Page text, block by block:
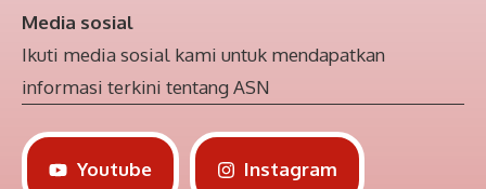
Media sosial
Ikuti media sosial kami untuk mendapatkan
informasi terkini tentang ASN
Youtube Instagram